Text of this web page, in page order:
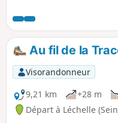
Au fil de la
Visorandonneur
9,21 km
+28 m
Départ à Léchelle